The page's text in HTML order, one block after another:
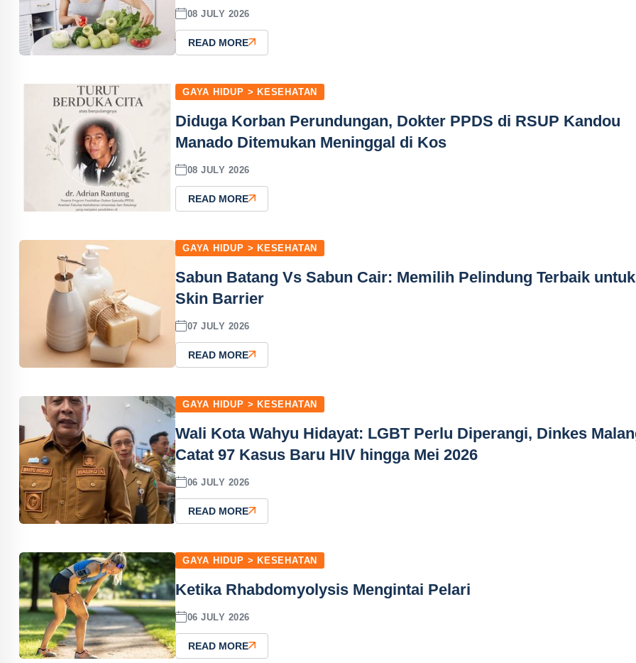
08 JULY 2026
READ MORE
GAYA HIDUP > KESEHATAN
Diduga Korban Perundungan, Dokter PPDS di RSUP Kandou
Manado Ditemukan Meninggal di Kos
08 JULY 2026
READ MORE
GAYA HIDUP > KESEHATAN
Sabun Batang Vs Sabun Cair: Memilih Pelindung Terbaik untuk
Skin Barrier
07 JULY 2026
READ MORE
GAYA HIDUP > KESEHATAN
Wali Kota Wahyu Hidayat: LGBT Perlu Diperangi, Dinkes
Catat 97 Kasus Baru HIV hingga Mei 2026
06 JULY 2026
READ MORE
GAYA HIDUP > KESEHATAN
Ketika Rhabdomyolysis Mengintai Pelari
06 JULY 2026
READ MORE